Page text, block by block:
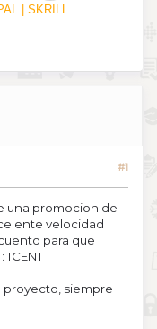
| SKRILL
#1
una promocion de
velocidad
para que
proyecto, siempre